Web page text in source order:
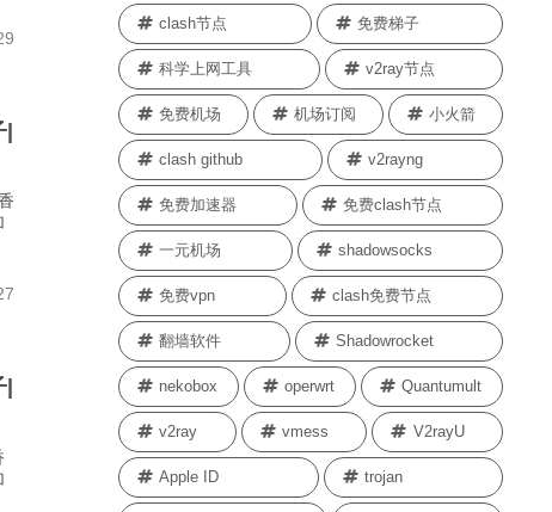
clash节点 免费梯子
科学上网工具 v2ray节点
免费机场 机场订阅 小火箭
clash github v2rayng
免费加速器 免费clash节点
一元机场 shadowsocks
免费vpn clash免费节点
翻墙软件 Shadowrocket
nekobox operwrt Quantumult
v2ray vmess V2rayU
Apple ID trojan